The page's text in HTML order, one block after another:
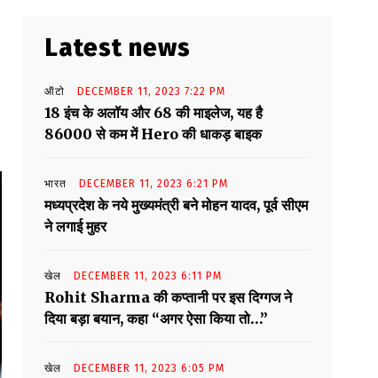
Latest news
ऑटो DECEMBER 11, 2023 7:22 PM
18 इंच के अलॉय और 68 की माइलेज, यह है
86000 से कम में Hero की धाकड़ बाइक
भारत DECEMBER 11, 2023 6:21 PM
मध्यप्रदेश के नये मुख्यमंत्री बने मोहन यादव, पूर्व सीएम
ने लगाई मुहर
खेल DECEMBER 11, 2023 6:11 PM
Rohit Sharma की कप्तानी पर इस दिग्गज ने
दिया बड़ा बयान, कहा “अगर ऐसा किया तो…”
खेल DECEMBER 11, 2023 6:05 PM